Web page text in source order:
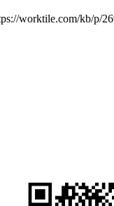
worktile.com/kb/p/